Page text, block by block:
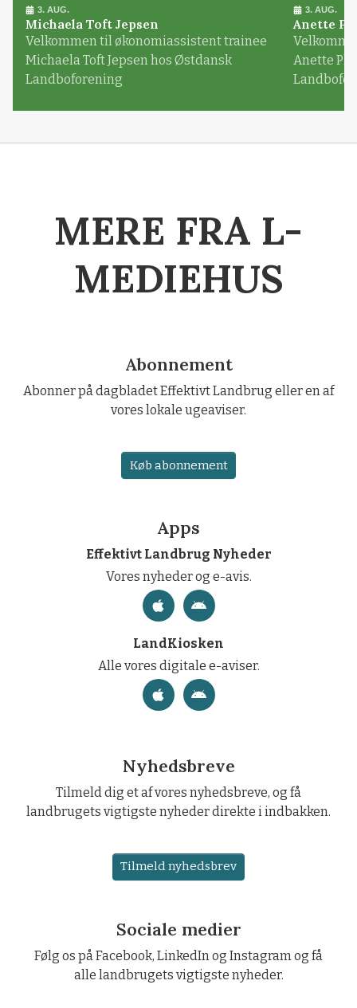
3. AUG.
Michaela Toft Jepsen
Velkommen til økonomiassistent trainee
Michaela Toft Jepsen hos Østdansk
Landboforening
3. AUG.
Anette
Anette
MERE FRA L-
MEDIEHUS
Abonnement
Abonner på dagbladet Effektivt Landbrug eller en af
vores lokale ugeaviser.
Køb abonnement
Apps
Effektivt Landbrug Nyheder
Vores nyheder og e-avis.
LandKiosken
Alle vores digitale e-aviser.
Nyhedsbreve
Tilmeld dig et af vores nyhedsbreve, og få
landbrugets vigtigste nyheder direkte i indbakken.
Tilmeld nyhedsbrev
Sociale medier
Følg os på Facebook, LinkedIn og Instagram og få
alle landbrugets vigtigste nyheder.